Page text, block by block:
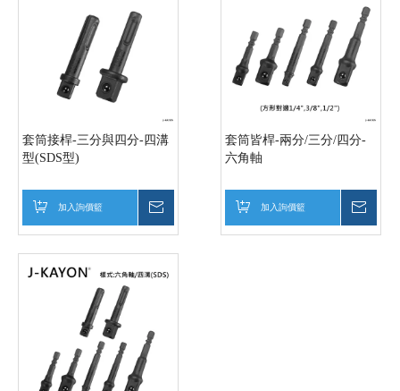
套筒接桿-三分與四分-四溝
型(SDS型)
加入詢價籃
套筒皆桿-兩分/三分/四分-
六角軸
加入詢價籃